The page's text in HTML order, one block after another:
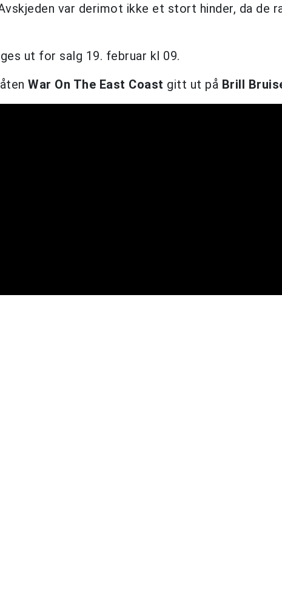
var derimot ikke et stort hinder, da de
ut for salg 19. februar kl 09.
War On The East Coast gitt ut på Brill